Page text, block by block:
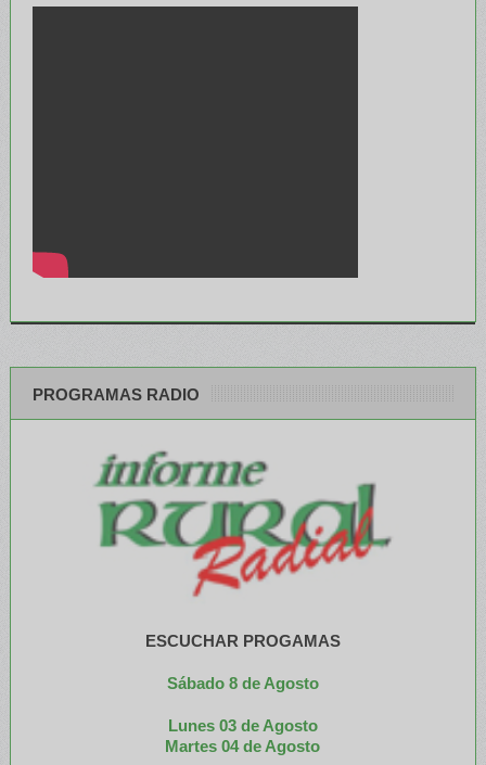
PROGRAMAS RADIO
ESCUCHAR PROGAMAS
Sábado 8 de Agosto
Lunes 03 de Agosto
Martes 04 de Agosto